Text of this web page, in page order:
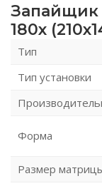
Запайщик
180x
Тип
Тип установки
Форма
Размер